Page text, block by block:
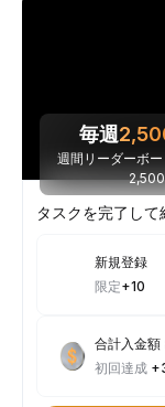
毎週
週間リーダーボ
タスクを完了して
新規登録
限定+10
合計入金
初回達成